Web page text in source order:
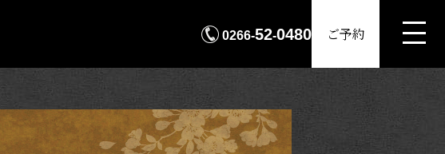
0266-52-0480 ご予約